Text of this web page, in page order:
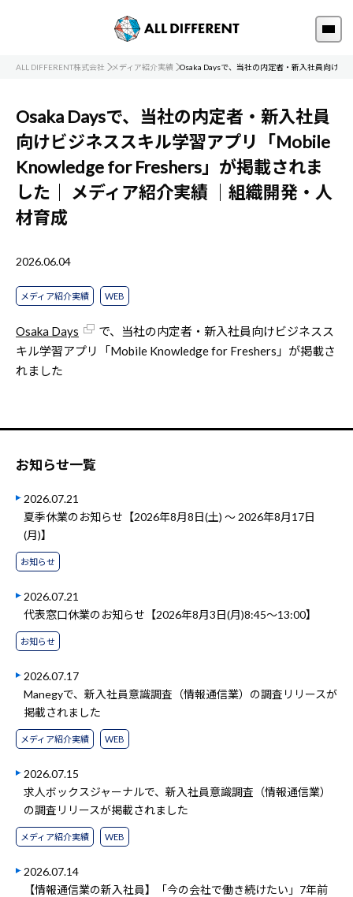
ALL DIFFERENT株式会社 メディア紹介実績 Osaka Daysで、当社の内定者・新入社員向け
Osaka Daysで、当社の内定者・新入社員
向けビジネススキル学習アプリ「Mobile
Knowledge for Freshers」が掲載されま
した｜ メディア紹介実績
｜組織開発・人
材育成
2026.06.04
メディア紹介実績 WEB
Osaka Days
で、当社の内定者・新入社員向けビジネスス
キル学習アプリ「Mobile Knowledge for Freshers」が掲載さ
れました
お知らせ一覧
2026.07.21
夏季休業のお知らせ【2026年8月8日(土) ～ 2026年8月17日
(月)】
お知らせ
2026.07.21
代表窓口休業のお知らせ【2026年8月3日(月)8:45～13:00】
お知らせ
2026.07.17
Manegyで、新入社員意識調査（情報通信業）の調査リリースが
掲載されました
メディア紹介実績 WEB
2026.07.15
求人ボックスジャーナルで、新入社員意識調査（情報通信業）
の調査リリースが掲載されました
メディア紹介実績 WEB
2026.07.14
【情報通信業の新入社員】「今の会社で働き続けたい」7年前